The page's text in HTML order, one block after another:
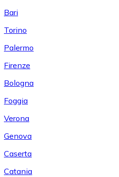
Bari
Torino
Palermo
Firenze
Bologna
Foggia
Verona
Genova
Caserta
Catania